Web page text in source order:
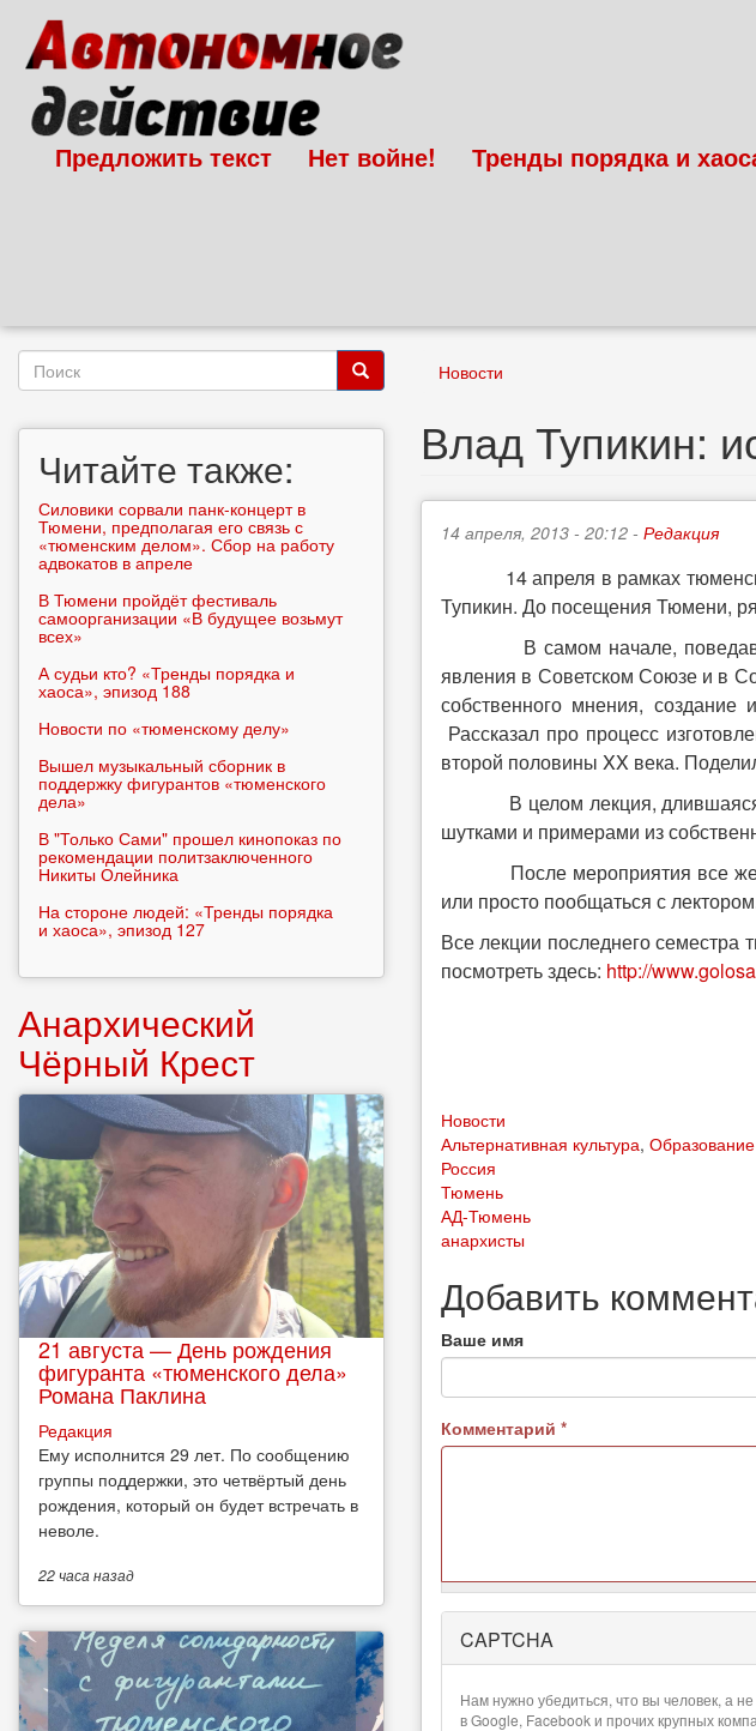
основному
содержанию
Предложить текст Нет войне! Тренды порядка и
Новости
Влад Тупикин:
14 апреля, 2013 - 20:12 - Редакция
14 апреля в рамках
Тупикин. До посещения Тюмени,
В самом начале, поведав об
явления в Советском Союзе и в
собственного мнения,
Рассказал про процесс
второй половины XX века.
В целом лекция, длившаяся
шутками и примерами из
После мероприятия все
или просто пообщаться с
Все лекции последнего семестра
посмотреть здесь: http://
Новости
Альтернативная культура, Образование
Россия
Тюмень
АД-Тюмень
анархисты
Добавить
Ваше имя
Комментарий *
подробная
информация
о текстовых
форматах
CAPTCHA
Нам нужно убедиться, что вы человек, а
в Google, Facebook и прочих крупных
Форма
Читайте также:
Силовики сорвали панк-концерт в
Тюмени, предполагая его связь с
«тюменским делом». Сбор на работу
адвокатов в апреле
В Тюмени пройдёт фестиваль
самоорганизации «В будущее возьмут
всех»
А судьи кто? «Тренды порядка и
хаоса», эпизод 188
Новости по «тюменскому делу»
Вышел музыкальный сборник в
поддержку фигурантов «тюменского
дела»
В "Только Сами" прошел кинопоказ по
рекомендации политзаключенного
Никиты Олейника
На стороне людей: «Тренды порядка
и хаоса», эпизод 127
Анархический
Чёрный Крест
21 августа — День рождения
фигуранта «тюменского дела»
Романа Паклина
Редакция
Ему исполнится 29 лет. По сообщению
группы поддержки, это четвёртый день
рождения, который он будет встречать в
неволе.
22 часа назад